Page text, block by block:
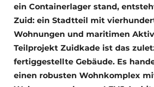
ein Containerlager stand,
Zuid: ein Stadtteil mit
Wohnungen und maritimen
Teilprojekt Zuidkade ist das
fertiggestellte Gebäude. Es
einen robusten Wohnkomplex